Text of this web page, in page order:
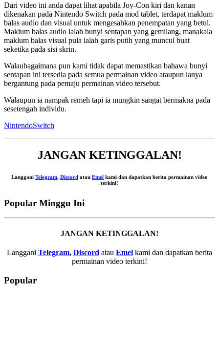
Dari video ini anda dapat lihat apabila Joy-Con kiri dan kanan
dikenakan pada Nintendo Switch pada mod tablet, terdapat maklum
balas audio dan visual untuk mengesahkan penempatan yang betul.
Maklum balas audio ialah bunyi sentapan yang gemilang, manakala
maklum balas visual pula ialah garis putih yang muncul buat
seketika pada sisi skrin.
Walaubagaimana pun kami tidak dapat memastikan bahawa bunyi
sentapan ini tersedia pada semua permainan video ataupun ianya
bergantung pada pemaju permainan video tersebut.
Walaupun ia nampak remeh tapi ia mungkin sangat bermakna pada
sesetengah individu.
NintendoSwitch
JANGAN KETINGGALAN!
Langgani Telegram, Discord atau Emel kami dan dapatkan berita permainan video
terkini!
Popular Minggu Ini
JANGAN KETINGGALAN!
Langgani Telegram, Discord atau Emel kami dan dapatkan berita
permainan video terkini!
Popular